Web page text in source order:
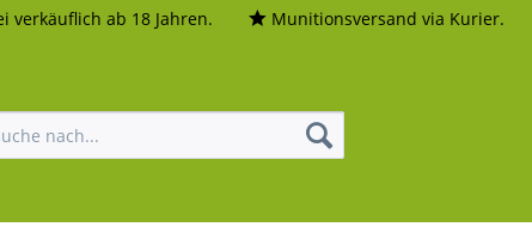
verkäuflich ab 18 Jahren. Munitionsversand via Kurier.